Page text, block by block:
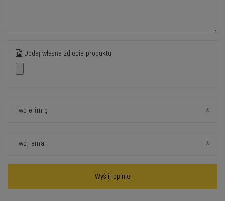
Dodaj własne zdjęcie produktu:
Twoje imię
Twój email
Wyślij opinię